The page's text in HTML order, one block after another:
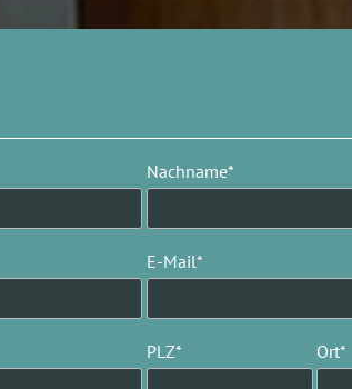
Nachname*
E-Mail*
PLZ* Ort*